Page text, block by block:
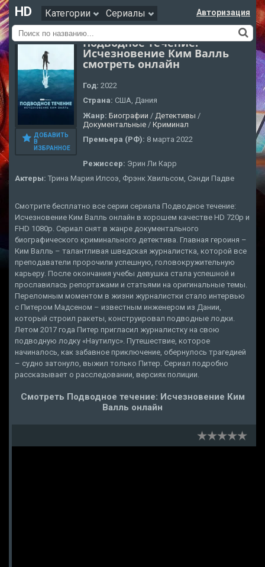
HD Категории Сериалы Авторизация
ДОБАВИТЬ
В
ИЗБРАННОЕ
Подводное течение:
Исчезновение Ким Валль
смотреть онлайн
Год: 2022
Страна: США, Дания
Жанр: Биографии / Детективы /
Документальные / Криминал
Премьера (РФ): 8 марта 2022
Режиссер: Эрин Ли Карр
Актеры: Трина Мария Илсоэ, Фрэнк Хвильсом, Сэнди Падве
Смотрите бесплатно все серии сериала Подводное течение:
Исчезновение Ким Валль онлайн в хорошем качестве HD 720p и
FHD 1080p. Сериал снят в жанре документального
биографического криминального детектива. Главная героиня –
Ким Валль – талантливая шведская журналистка, которой все
преподаватели пророчили успешную, головокружительную
карьеру. После окончания учебы девушка стала успешной и
прославилась репортажами и статьями на оригинальные темы.
Переломным моментом в жизни журналистки стало интервью
с Питером Мадсеном – известным инженером из Дании,
который строил ракеты, конструировал подводные лодки.
Летом 2017 года Питер пригласил журналистку на свою
подводную лодку «Наутилус». Путешествие, которое
начиналось, как забавное приключение, обернулось трагедией
– судно затонуло, выжил только Питер. Сериал подробно
рассказывает о расследовании, версиях полиции.
Смотреть Подводное течение: Исчезновение Ким
Валль онлайн